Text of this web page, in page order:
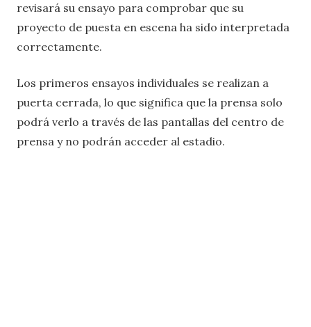
revisará su ensayo para comprobar que su
proyecto de puesta en escena ha sido interpretada
correctamente.
Los primeros ensayos individuales se realizan a
puerta cerrada, lo que significa que la prensa solo
podrá verlo a través de las pantallas del centro de
prensa y no podrán acceder al estadio.